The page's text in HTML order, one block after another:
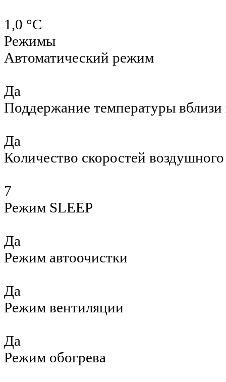
1,0 °С
Режимы
Автоматический режим
Да
Поддержание температуры вблизи
Да
Количество скоростей
7
Режим SLEEP
Да
Режим автоочистки
Да
Режим вентиляции
Да
Режим обогрева